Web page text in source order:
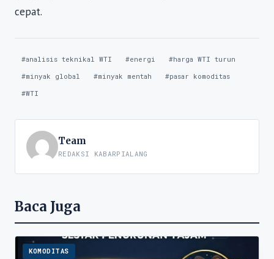
cepat.
#analisis teknikal WTI #energi
#harga WTI turun
#minyak global
#minyak mentah
#pasar komoditas
#WTI
Team
REDAKSI KABARPIALANG
Baca Juga
KOMODITAS